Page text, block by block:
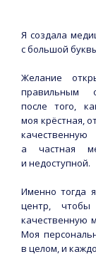
Я создала
с большой
Желание
правильным
после того,
моя крёстная,
а частная
и недоступной.
Именно тогда
центр,
качественную
Моя
в целом, и